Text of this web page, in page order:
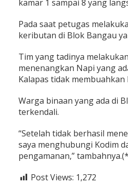
kamar 1 sampai 8 yang
Pada saat petugas
keributan di Blok Bangau
Tim yang tadinya
menenangkan Napi yang
Kalapas tidak membuahkan
Warga binaan yang ada di
terkendali.
“Setelah tidak berhasil
saya menghubungi Kodim
pengamanan,”
Post Views: 1,272